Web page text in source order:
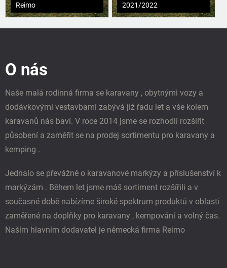
Reimo
2021/2022
O nás
Naše malá rodinná firma se karavany , obytnými vozy a
dodávkovými vestavbami zabývá již řadu let a vše kolem
karavanů nás baví. V roce 2014 jsme se rozhodli rozšířit
působení a zaměřit se na prodej sortimentu pro karavany a
kemping .
Jednalo se převážně o karavanové markýzy a příslušenství k
markýzám . Během let jsme máš sortiment rozšířili a v
současné době nabízíme široké spektrum produktů v oblasti
zaměřené na doplňky pro karavany , kempování a volný čas.
Naším hlavním dodavatel je německá firma Reimo